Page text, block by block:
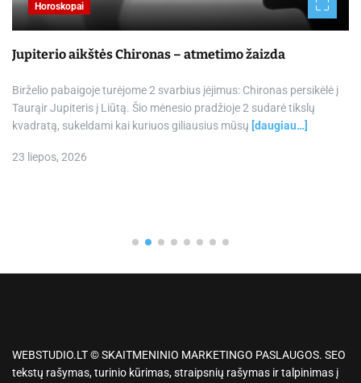
Horoskopai
Jupiterio aikštės Chironas – atmetimo žaizda
Birželio pabaigoje turėjome 2 svarbius įėjimus: Chironas persikėlė į
Taurąir Jupiteris į Liūtą. Šio mėnesio pradžioje 2 sudarė tikslų
kvadratą, sukeldami kai kuriuos giliausius mūsų [daugiau…]
23 liepos, 2026
WEBSTUDIO.LT © SKAITMENINIO MARKETINGO PASLAUGOS. SEO
tekstų rašymas, turinio kūrimas, straipsnių rašymas ir talpinimas į